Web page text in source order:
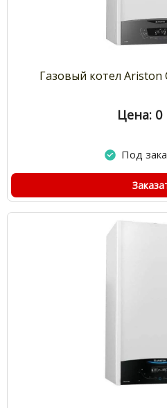
Газовый котел Ariston
Цена: 0
Под